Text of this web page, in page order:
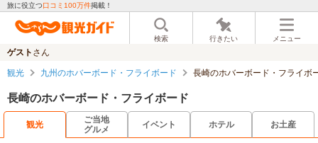
旅に役立つ口コミ100万件掲載！
検索 行きたい メニュー
ゲスト さん
観光 九州のホバーボード・フライボード 長崎のホバーボード・フライボ
長崎のホバーボード・フライボード
観光
ご当地
グルメ
イベント ホテル お土産